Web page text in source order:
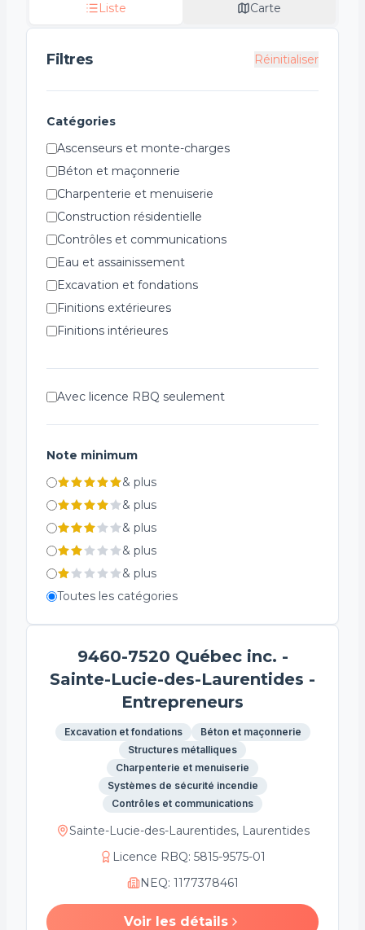
Liste Carte
Filtres Réinitialiser
Catégories
Ascenseurs et monte-charges
Béton et maçonnerie
Charpenterie et menuiserie
Construction résidentielle
Contrôles et communications
Eau et assainissement
Excavation et fondations
Finitions extérieures
Finitions intérieures
Plomberie et ventilation
Réfrigération
Systèmes de sécurité incendie
Électricité
Avec licence RBQ seulement
Note minimum
& plus
& plus
& plus
& plus
& plus
Toutes les catégories
9460-7520 Québec inc. -
Sainte-Lucie-des-Laurentides -
Entrepreneurs
Excavation et fondations
Béton et maçonnerie
Structures métalliques
Charpenterie et menuiserie
Systèmes de sécurité incendie
Contrôles et communications
Sainte-Lucie-des-Laurentides, Laurentides
Licence RBQ: 5815-9575-01
NEQ: 1177378461
Voir les détails